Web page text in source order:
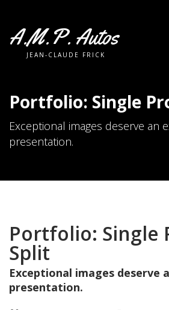
A.M.P. Autos
JEAN-CLAUDE FRICK
Portfolio: Single
Exceptional images deserve an
presentation.
Portfolio: Single
Split
Exceptional images deserve
presentation.